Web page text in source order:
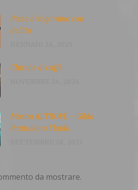
Pizza al tegamino con
delitto
Chicche di caffè
Mostra ALTROVE – Gilda
Pantuliano Fluida
da mostrare.